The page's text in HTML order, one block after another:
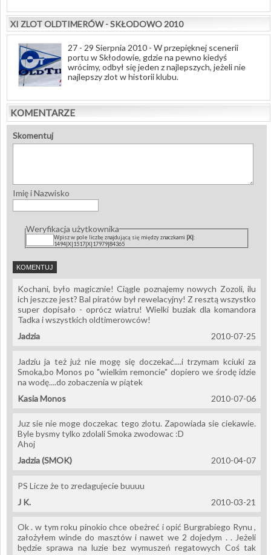
XI ZLOT OLDTIMERÓW - SKŁODOWO 2010
27 - 29 Sierpnia 2010 - W przepięknej scenerii
portu w Skłodowie, gdzie na pewno kiedyś
wrócimy, odbył się jeden z najlepszych, jeżeli nie
najlepszy zlot w historii klubu.
KOMENTARZE
Skomentuj
Imię i Nazwisko
Weryfikacja użytkownika
Wpisz w pole liczbę znajdującą się między znaczkami |X| :
1494|X|1517|X|17979|84365
Kochani, było magicznie! Ciągle poznajemy nowych Zozoli, ilu
ich jeszcze jest? Bal piratów był rewelacyjny! Z resztą wszystko
super dopisało - oprócz wiatru! Wielki buziak dla komandora
Tadka i wszystkich oldtimerowców!
2010-07-25
Jadzia
Jadziu ja też już nie mogę się doczekać....i trzymam kciuki za
Smoka,bo Monos po "wielkim remoncie" dopiero we środę idzie
na wodę....do zobaczenia w piątek
2010-07-06
Kasia Monos
Juz sie nie moge doczekac tego zlotu. Zapowiada sie ciekawie.
Byle bysmy tylko zdolali Smoka zwodowac :D
Ahoj
2010-04-07
Jadzia (SMOK)
PS Licze że to zredagujecie buuuu
2010-03-21
J K.
Ok . w tym roku pinokio chce obeżreć i opić Burgrabiego Rynu ,
założyłem winde do masztów i nawet we 2 dojedym . . Jeżeli
będzie sprawa na luzie bez wymuszeń regatowych Coś tak